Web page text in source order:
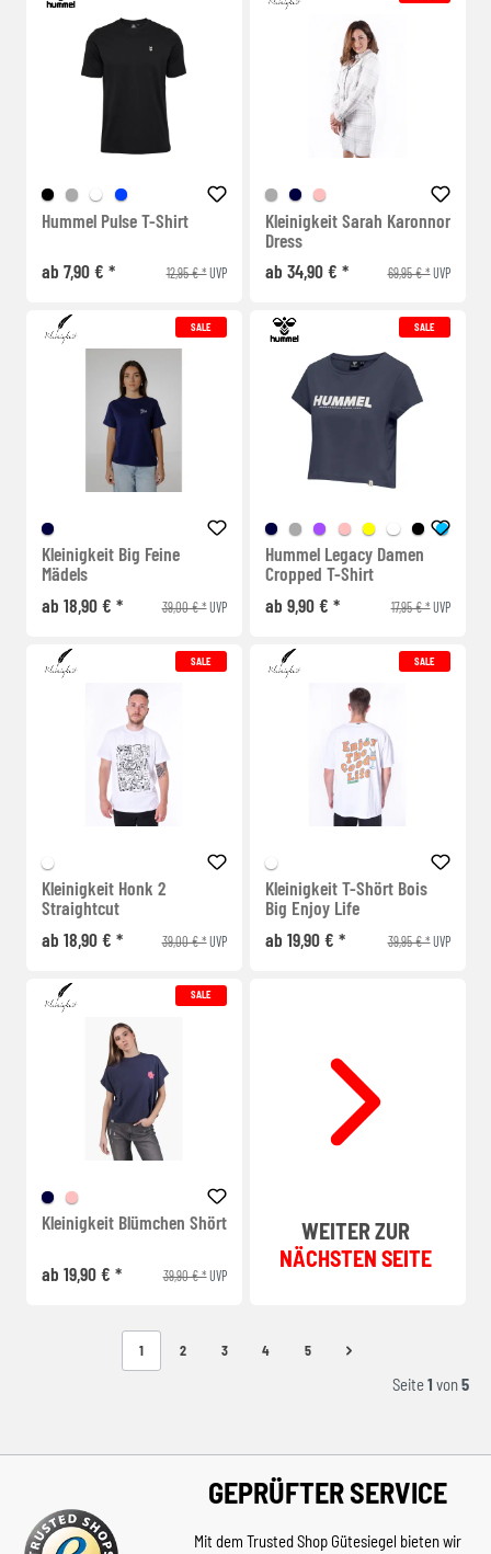
Hummel Pulse T-Shirt
ab 7,90 € * 12,95 € *UVP
Kleinigkeit Sarah Karonnor
Dress
ab 34,90 € *
69,95 € *UVP
SALE
Kleinigkeit Big Feine
Mädels
ab 18,90 € *
39,00 € *UVP
SALE
Hummel Legacy Damen
Cropped T-Shirt
ab 9,90 € *
17,95 € *UVP
SALE
Kleinigkeit Honk 2
Straightcut
ab 18,90 € *
39,00 € *UVP
SALE
Kleinigkeit T-Shört Bois
Big Enjoy Life
ab 19,90 € *
39,95 € *UVP
SALE
Kleinigkeit Blümchen Shört
ab 19,90 € * 39,90 € *UVP
WEITER ZUR
NÄCHSTEN SEITE
1 2 3 4 5
Seite1 von5
GEPRÜFTER SERVICE
Mit dem Trusted Shop Gütesiegel bieten wir